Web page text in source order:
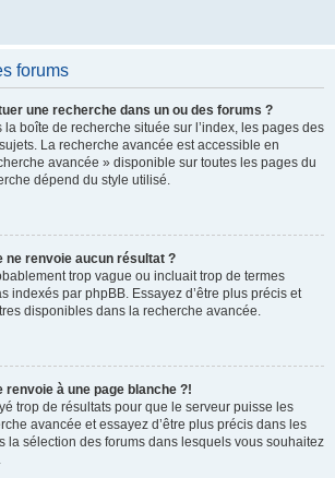
forums
une recherche dans un ou des forums ?
boîte de recherche située sur l’index, les pages des
La recherche avancée est accessible en
avancée » disponible sur toutes les pages du
dépend du style utilisé.
ne renvoie aucun résultat ?
trop vague ou incluait trop de termes
indexés par phpBB. Essayez d’être plus précis et
disponibles dans la recherche avancée.
renvoie à une page blanche ?!
trop de résultats pour que le serveur puisse les
avancée et essayez d’être plus précis dans les
la sélection des forums dans lesquels vous souhaitez